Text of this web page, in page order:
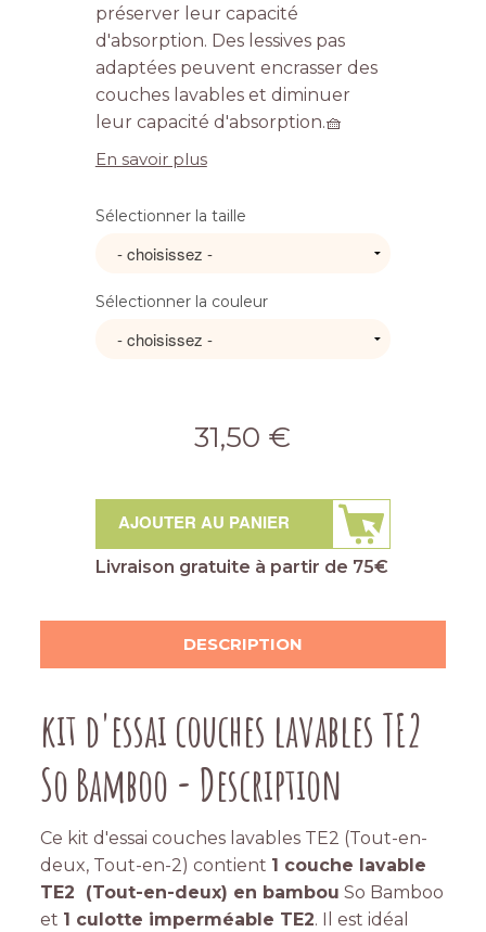
préserver leur capacité
d'absorption. Des lessives pas
adaptées peuvent encrasser des
couches lavables et diminuer
leur capacité d'absorption.🧺
En savoir plus
Sélectionner la taille
Sélectionner la couleur
31,50 €
AJOUTER AU PANIER
Livraison gratuite à partir de 75€
DESCRIPTION
kit d'essai couches lavables TE2
So Bamboo - Description
Ce kit d'essai couches lavables TE2 (Tout-en-
deux, Tout-en-2) contient 1 couche lavable
TE2 (Tout-en-deux) en bambou So Bamboo
et 1 culotte imperméable TE2. Il est idéal